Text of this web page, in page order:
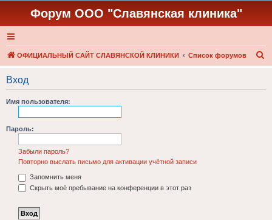
Форум ООО "Славянская клиника"
ОФИЦИАЛЬНЫЙ САЙТ СЛАВЯНСКОЙ КЛИНИКИ Список форумов
Вход
Имя пользователя:
Пароль:
Забыли пароль?
Повторно выслать письмо для активации учётной записи
Запомнить меня
Скрыть моё пребывание на конференции в этот раз